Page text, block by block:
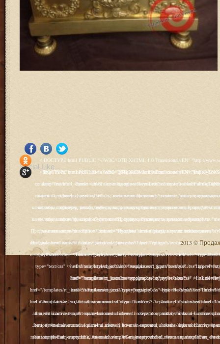
<!DOCTYPE html PUBLIC "-//W3C//DTD XHTML 1.0 Transitional//EN" "http://www.w3.org/TR/xhtml1/DTD/xhtml1-transitional.dtd"> <html xmlns="http://www.w3.org/1999/xhtml" xml:lang="ru-ru" lang="ru-ru" > <head> <meta name="google-site-verification" content="4vFPaFr8_T0N5uYcY4vh3M1DtIkbIJH6yDV7_NDqfJc" /> <base href="http://antik.1kzn.ru/" /> <meta http-equiv="content-type" content="text/html; charset=utf-8" /> <meta name="keywords" content="каталог антиквариат, часы продажа, старинные часы, напольные часы, настенные часы, каминные часы, мебель, старинные люстры, картины, торшеры, резьба, мебель, коллекционирование, чугунное литьё, предметы старины, реставрация, интерьер, модерн, классицизм, кресло, диван, мозаика, гарнитур, дуб, зеркало, светильник, канделябр, шифоньер, шкаф, буфет, комод, сундук, букинист, жирандоль, бронза" /> <meta name="rights" content="Продажа антиквариата http://antik.1kzn.ru" /> <meta name="author" content="Super User" /> <meta name="description" content="Продажа антиквариата, каталог антиквариата." /> <meta name="generator" content="Joomla! - Open Source Content Management" /> <title>Каталог антиквариата - Продажа антиквариата </title> <link rel="stylesheet" href="/plugins/system/rokbox/assets/styles/rokbox.css" type="text/css" /> <link rel="stylesheet" href="/libraries/gantry/css/grid-12.css" type="text/css" /> <link rel="stylesheet" href="/libraries/gantry/css/gantry.css" type="text/css" /> <link rel="stylesheet" href="/libraries/gantry/css/joomla.css" type="text/css" /> <link rel="stylesheet" href="/templates/rt_juxta/css/joomla.css" type="text/css" /> <link rel="stylesheet" href="/templates/rt_juxta/css/style1.css" type="text/css" /> <link rel="stylesheet" href="/templates/rt_juxta/css/demo-styles.css" type="text/css" /> <link rel="stylesheet" href="/templates/rt_juxta/css/template.css" type="text/css" /> <link rel="stylesheet" href="/templates/rt_juxta/css/template-firefox.css" type="text/css" /> <link rel="stylesheet" href="/templates/rt_juxta/css/typography.css" type="text/css" /> <link rel="stylesheet" href="/templates/rt_juxta/css/backgrounds.css" type="text/css" /> <link rel="stylesheet" href="/templates/rt_juxta/css/fusionmenu.css" type="text/css" /> <link rel="stylesheet" href="/modules/mod_roknewspager/themes/light/roknewspager.css" type="text/css" /> <style type="text/css"> #rt-main-surround ul.menu li.active > a, #rt-main-surround ul.menu li.active > .separator, #rt-main-surround ul.menu li.active > .item, #rt-main-surround .square4 ul.menu li:hover > a, #rt-main-surround .square4 ul.menu li:hover > .item, #rt-main-surround .square4 ul.menu li:hover > .separator, .roktabs-links ul li.active span, .menutop li:hover > .item, .menutop li.f-menuparent-itemfocus .item, .menutop li.active > .item {color:#660000;} a, .button, #rt-main-surround ul.menu a:hover, #rt-main-surround ul.menu .separator:hover, #rt-main-surround ul.menu .item:hover, .title1 .module-title .title, #rt-main .item_add:link, #rt-main .item_add:visited, #rt-main .simpleCart_empty:link, #rt-main .simpleCart_empty:visited, #rt-main .simpleCart_checkout:link, #rt-main .simpleCart_checkout:visited {color:#660000;} body #rt-logo {width:400px;height:200px;} </style> <script src="/media/system/js/mootools-core.js" type="text/javascript"></script> <script src="/media/system/js/core.js" type="text/javascript"></script> <script src="/media/
<!DOCTYPE html PUBLIC "-//W3C//DTD XHTML 1.0 Transitional//EN" "http://www.w3.org/TR/xhtml1/DTD/xhtml1-transitional.dtd"> <html xmlns="http://www.w3.org/1999/xhtml" xml:lang="ru-ru" lang="ru-ru" > <head> <meta name="google-site-verification" content="4vFPaFr8_T0N5uYcY4vh3M1DtIkbIJH6yDV7_NDqfJc" /> <base href="http://antik.1kzn.ru/" /> <meta http-equiv="content-type" content="text/html; charset=utf-8" /> <meta name="keywords" content="каталог антиквариат, часы продажа, старинные часы, напольные часы, настенные часы, каминные часы, мебель, старинные люстры, картины, торшеры, резьба, мебель, коллекционирование, чугунное литьё, предметы старины, реставрация, интерьер, модерн, классицизм, кресло, диван, мозаика, гарнитур, дуб, зеркало, светильник, канделябр, шифоньер, шкаф, буфет, комод, сундук, букинист, жирандоль, бронза" /> <meta name="rights" content="Продажа антиквариата http://antik.1kzn.ru" /> <meta name="author" content="Super User" /> <meta name="description" content="Продажа антиквариата, каталог антиквариата." /> <meta name="generator" content="Joomla! - Open Source Content Management" /> <title>Каталог антиквариата - Продажа антиквариата </title> <link rel="stylesheet" href="/plugins/system/rokbox/assets/styles/rokbox.css" type="text/css" /> <link rel="stylesheet" href="/libraries/gantry/css/grid-12.css" type="text/css" /> <link rel="stylesheet" href="/libraries/gantry/css/gantry.css" type="text/css" /> <link rel="stylesheet" href="/libraries/gantry/css/joomla.css" type="text/css" /> <link rel="stylesheet" href="/templates/rt_juxta/css/joomla.css" type="text/css" /> <link rel="stylesheet" href="/templates/rt_juxta/css/style1.css" type="text/css" /> <link rel="stylesheet" href="/templates/rt_juxta/css/demo-styles.css" type="text/css" /> <link rel="stylesheet" href="/templates/rt_juxta/css/template.css" type="text/css" /> <link rel="stylesheet" href="/templates/rt_juxta/css/template-firefox.css" type="text/css" /> <link rel="stylesheet" href="/templates/rt_juxta/css/typography.css" type="text/css" /> <link rel="stylesheet" href="/templates/rt_juxta/css/backgrounds.css" type="text/css" /> <link rel="stylesheet" href="/templates/rt_juxta/css/fusionmenu.css" type="text/css" /> <link rel="stylesheet" href="/modules/mod_roknewspager/themes/light/roknewspager.css" type="text/css" /> <style type="text/css"> #rt-main-surround ul.menu li.active > a, #rt-main-surround ul.menu li.active > .separator, #rt-main-surround ul.menu li.active > .item, #rt-main-surround .square4 ul.menu li:hover > a, #rt-main-surround .square4 ul.menu li:hover > .item, #rt-main-surround .square4 ul.menu li:hover > .separator, .roktabs-links ul li.active span, .menutop li:hover > .item, .menutop li.f-menuparent-itemfocus .item, .menutop li.active > .item {color:#660000;} a, .button, #rt-main-surround ul.menu a:hover, #rt-main-surround ul.menu .separator:hover, #rt-main-surround ul.menu .item:hover, .title1 .module-title .title, #rt-main .item_add:link, #rt-main .item_add:visited, #rt-main .simpleCart_empty:link, #rt-main .simpleCart_empty:visited, #rt-main .simpleCart_checkout:link, #rt-main .simpleCart_checkout:visited {color:#660000;} body #rt-logo {width:400px;height:200px;} </style> <script src="/media/system/js/mootools-core.js" type="text/javascript"></script> <script src="/media/system/js/core.js" type="text/javascript"></script> <script src="/media/
Social Like
2013 ©